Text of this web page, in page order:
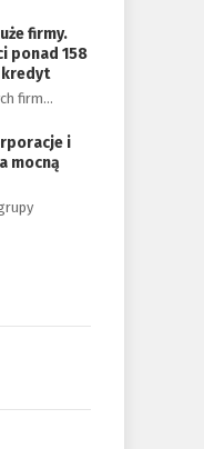
firmy.
ponad 158
kredyt
firm…
i
mocną